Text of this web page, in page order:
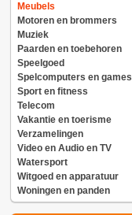
Meubels
Motoren en brommers
Muziek
Paarden en toebehoren
Speelgoed
Spelcomputers en games
Sport en fitness
Telecom
Vakantie en toerisme
Verzamelingen
Video en Audio en TV
Watersport
Witgoed en apparatuur
Woningen en panden